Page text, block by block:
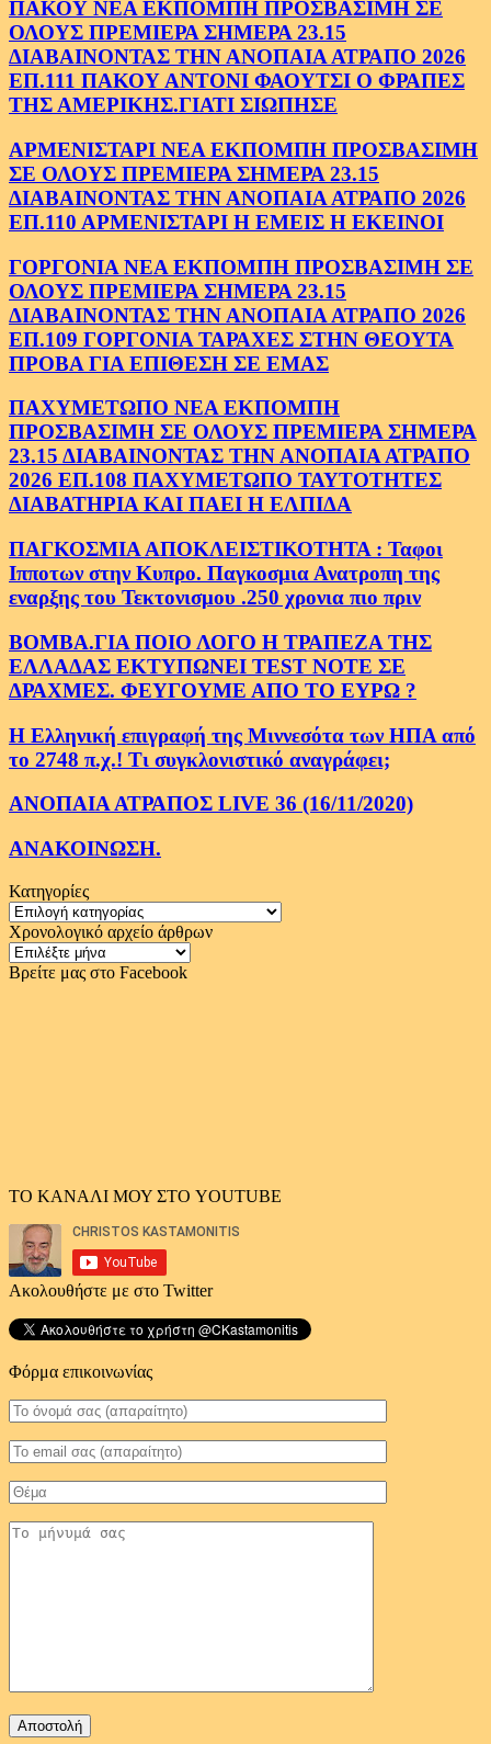
ΠΑΚΟΥ ΝΕΑ ΕΚΠΟΜΠΗ ΠΡΟΣΒΑΣΙΜΗ ΣΕ
ΟΛΟΥΣ ΠΡΕΜΙΕΡΑ ΣΗΜΕΡΑ 23.15
ΔΙΑΒΑΙΝΟΝΤΑΣ ΤΗΝ ΑΝΟΠΑΙΑ ΑΤΡΑΠΟ 2026
ΕΠ.111 ΠΑΚΟΥ ΑΝΤΟΝΙ ΦΑΟΥΤΣΙ Ο ΦΡΑΠΕΣ
ΤΗΣ ΑΜΕΡΙΚΗΣ.ΓΙΑΤΙ ΣΙΩΠΗΣΕ
ΑΡΜΕΝΙΣΤΑΡΙ ΝΕΑ ΕΚΠΟΜΠΗ ΠΡΟΣΒΑΣΙΜΗ
ΣΕ ΟΛΟΥΣ ΠΡΕΜΙΕΡΑ ΣΗΜΕΡΑ 23.15
ΔΙΑΒΑΙΝΟΝΤΑΣ ΤΗΝ ΑΝΟΠΑΙΑ ΑΤΡΑΠΟ 2026
ΕΠ.110 ΑΡΜΕΝΙΣΤΑΡΙ Η ΕΜΕΙΣ Η ΕΚΕΙΝΟΙ
ΓΟΡΓΟΝΙΑ ΝΕΑ ΕΚΠΟΜΠΗ ΠΡΟΣΒΑΣΙΜΗ ΣΕ
ΟΛΟΥΣ ΠΡΕΜΙΕΡΑ ΣΗΜΕΡΑ 23.15
ΔΙΑΒΑΙΝΟΝΤΑΣ ΤΗΝ ΑΝΟΠΑΙΑ ΑΤΡΑΠΟ 2026
ΕΠ.109 ΓΟΡΓΟΝΙΑ ΤΑΡΑΧΕΣ ΣΤΗΝ ΘΕΟΥΤΑ
ΠΡΟΒΑ ΓΙΑ ΕΠΙΘΕΣΗ ΣΕ ΕΜΑΣ
ΠΑΧΥΜΕΤΩΠΟ ΝΕΑ ΕΚΠΟΜΠΗ
ΠΡΟΣΒΑΣΙΜΗ ΣΕ ΟΛΟΥΣ ΠΡΕΜΙΕΡΑ ΣΗΜΕΡΑ
23.15 ΔΙΑΒΑΙΝΟΝΤΑΣ ΤΗΝ ΑΝΟΠΑΙΑ ΑΤΡΑΠΟ
2026 ΕΠ.108 ΠΑΧΥΜΕΤΩΠΟ ΤΑΥΤΟΤΗΤΕΣ
ΔΙΑΒΑΤΗΡΙΑ ΚΑΙ ΠΑΕΙ Η ΕΛΠΙΔΑ
ΠΑΓΚΟΣΜΙΑ ΑΠΟΚΛΕΙΣΤΙΚΟΤΗΤΑ : Ταφοι
Ιπποτων στην Κυπρο. Παγκοσμια Ανατροπη της
εναρξης του Τεκτονισμου .250 χρονια πιο πριν
ΒΟΜΒΑ.ΓΙΑ ΠΟΙΟ ΛΟΓΟ Η ΤΡΑΠΕΖΑ ΤΗΣ
ΕΛΛΑΔΑΣ ΕΚΤΥΠΩΝΕΙ TEST NOTE ΣΕ
ΔΡΑΧΜΕΣ. ΦΕΥΓΟΥΜΕ ΑΠΟ ΤΟ ΕΥΡΩ ?
Η Ελληνική επιγραφή της Μιννεσότα των ΗΠΑ από
το 2748 π.χ.! Τι συγκλονιστικό αναγράφει;
ΑΝΟΠΑΙΑ ΑΤΡΑΠΟΣ LIVE 36 (16/11/2020)
ΑΝΑΚΟΙΝΩΣΗ.
Κατηγορίες
Κατηγορίες
Χρονολογικό αρχείο άρθρων
Χρονολογικό
αρχείο
Βρείτε μας στο Facebook
ΤΟ ΚΑΝΑΛΙ ΜΟΥ ΣΤΟ YOUTUBE
Ακολουθήστε με στο Twitter
Φόρμα επικοινωνίας